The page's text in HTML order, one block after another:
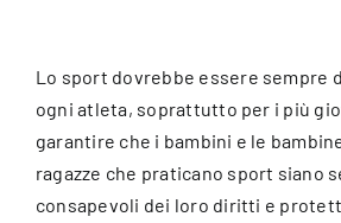
Lo sport dovrebbe essere sempre
ogni atleta, soprattutto per i più
garantire che i bambini e le
ragazze che praticano sport siano
consapevoli dei loro diritti e